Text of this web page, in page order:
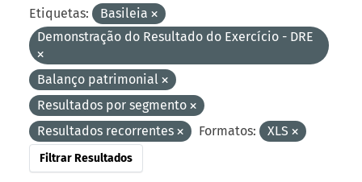
Etiquetas:
Basileia
Demonstração do Resultado do Exercício - DRE
Balanço patrimonial
Resultados por segmento
Resultados recorrentes
Formatos: XLS
Filtrar Resultados